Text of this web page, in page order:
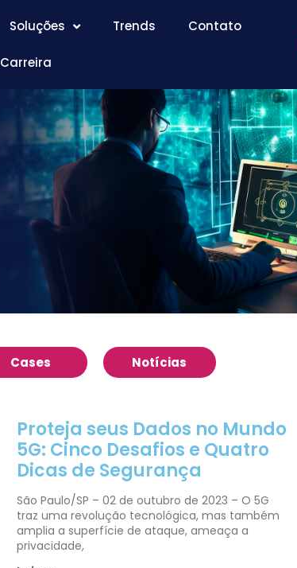
Soluções Trends Contato
Carreira
Cases Notícias
Proteja seus Dados no Mundo
5G: Cinco Desafios e Quatro
Dicas de Segurança
São Paulo/SP – 02 de outubro de 2023 – O 5G
traz uma revolução tecnológica, mas também
amplia a superfície de ataque, ameaça a
privacidade,